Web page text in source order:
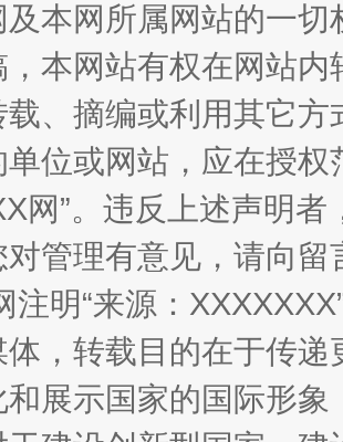
比不上好声名
与雪山、麦地、白藏房 除
本网所属网站的一
本网站有权在网站
、摘编或利用其它
单位或网站，应在授
网”。违反上述声明
管理有意见，请向
注明“来源：
体，转载目的在于传
和展示国家的国际形